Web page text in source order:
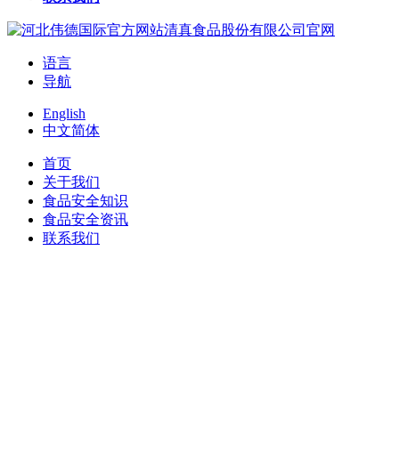
语言
导航
English
中文简体
首页
关于我们
食品安全知识
食品安全资讯
联系我们